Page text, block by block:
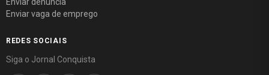
Enviar vaga de emprego
REDES SOCIAIS
Siga o Jornal Conquista